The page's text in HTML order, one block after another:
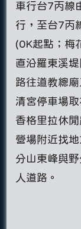
車行台7丙線
行，至台7丙
(0K起點；梅
直沿羅東溪
路往道教總
清宮停車場
香格里拉休
營場附近找
分山東峰與
人道路。